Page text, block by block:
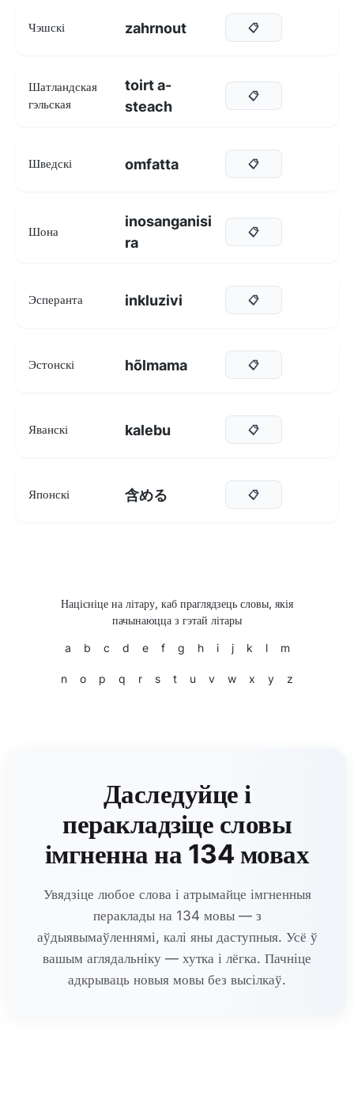
Чэшскі zahrnout 📋
Шатландская
гэльская
toirt a-
steach
📋
Шведскі omfatta 📋
Шона
inosanganisi
ra
📋
Эсперанта inkluzivi 📋
Эстонскі hõlmama 📋
Яванскі kalebu 📋
Японскі 含める 📋
Націсніце на літару, каб праглядзець словы, якія
пачынаюцца з гэтай літары
a b c d e f g h i j k l m
n o p q r s t u v w x y z
Даследуйце і
перакладзіце словы
імгненна на 134 мовах
Увядзіце любое слова і атрымайце імгненныя
пераклады на 134 мовы — з
аўдыявымаўленнямі, калі яны даступныя. Усё ў
вашым аглядальніку — хутка і лёгка. Пачніце
адкрываць новыя мовы без высілкаў.